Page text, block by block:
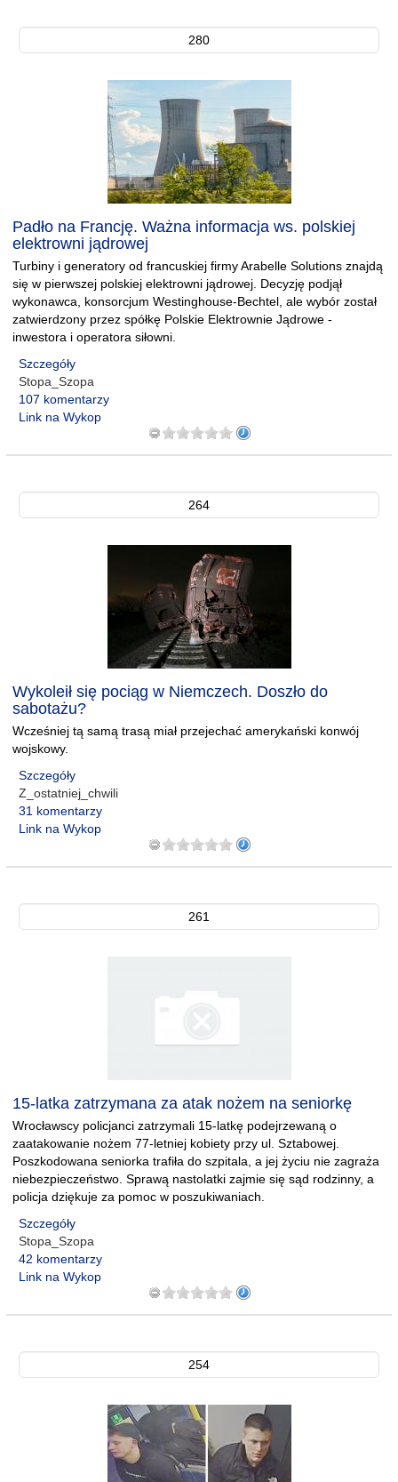
280
Padło na Francję. Ważna informacja ws. polskiej
elektrowni jądrowej
Turbiny i generatory od francuskiej firmy Arabelle Solutions znajdą
się w pierwszej polskiej elektrowni jądrowej. Decyzję podjął
wykonawca, konsorcjum Westinghouse-Bechtel, ale wybór został
zatwierdzony przez spółkę Polskie Elektrownie Jądrowe -
inwestora i operatora siłowni.
Szczegóły
Stopa_Szopa
107 komentarzy
Link na Wykop
264
Wykoleił się pociąg w Niemczech. Doszło do
sabotażu?
Wcześniej tą samą trasą miał przejechać amerykański konwój
wojskowy.
Szczegóły
Z_ostatniej_chwili
31 komentarzy
Link na Wykop
261
15-latka zatrzymana za atak nożem na seniorkę
Wrocławscy policjanci zatrzymali 15-latkę podejrzewaną o
zaatakowanie nożem 77-letniej kobiety przy ul. Sztabowej.
Poszkodowana seniorka trafiła do szpitala, a jej życiu nie zagraża
niebezpieczeństwo. Sprawą nastolatki zajmie się sąd rodzinny, a
policja dziękuje za pomoc w poszukiwaniach.
Szczegóły
Stopa_Szopa
42 komentarzy
Link na Wykop
254